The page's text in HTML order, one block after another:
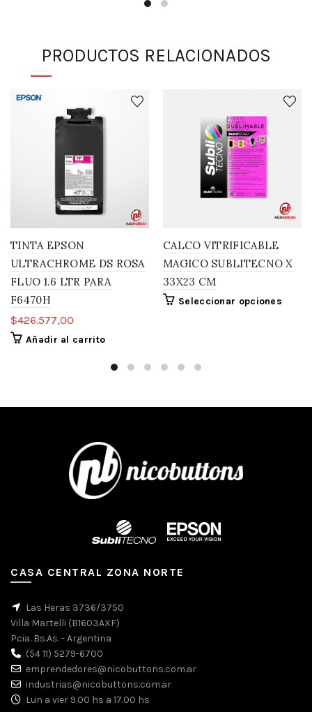
PRODUCTOS RELACIONADOS
TINTA EPSON
ULTRACHROME DS ROSA
FLUO 1.6 LTR PARA
F6470H
$426.577,00
Añadir al carrito
CALCO VITRIFICABLE
MAGICO SUBLITECNO X
33X23 CM
Seleccionar opciones
CASA CENTRAL ZONA NORTE
Las Heras 3736/3750
Villa Martelli (B1603AXF)
Pcia. Bs.As. - Argentina
(54 11) 5279-6700
emprendedores@nicobuttons.com.ar
industrias@nicobuttons.com.ar
Lun a vier 9.00 hs a 17.00 hs